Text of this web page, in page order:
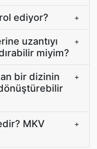
ediyor? +
uzantıyı
miyim?
+
bir dizinin
+
MKV
+